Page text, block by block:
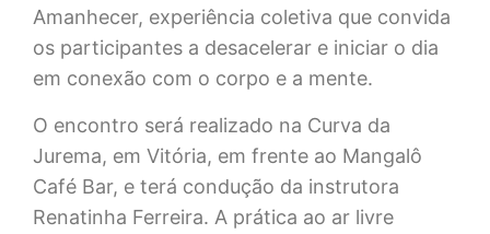
Amanhecer, experiência coletiva que convida
os participantes a desacelerar e iniciar o dia
em conexão com o corpo e a mente.
O encontro será realizado na Curva da
Jurema, em Vitória, em frente ao Mangalô
Café Bar, e terá condução da instrutora
Renatinha Ferreira. A prática ao ar livre